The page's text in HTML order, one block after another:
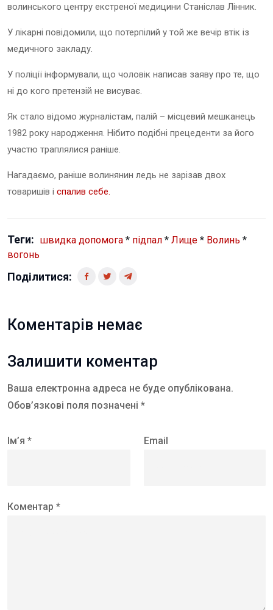
волинського центру екстреної медицини Станіслав Лінник.
У лікарні повідомили, що потерпілий у той же вечір втік із
медичного закладу.
У поліції інформували, що чоловік написав заяву про те, що
ні до кого претензій не висуває.
Як стало відомо журналістам, палій – місцевий мешканець
1982 року народження. Нібито подібні прецеденти за його
участю траплялися раніше.
Нагадаємо, раніше волинянин ледь не зарізав двох
товаришів і спалив себе.
Теги: швидка допомога * підпал * Лище * Волинь *
вогонь
Поділитися:
Коментарів немає
Залишити коментар
Ваша електронна адреса не буде опублікована.
Обов’язкові поля позначені *
Ім’я * Email
Коментар *